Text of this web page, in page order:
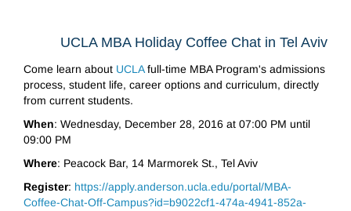
UCLA MBA Holiday Coffee Chat in Tel Aviv
Come learn about UCLAfull-time MBA Program's admissions
process, student life, career options and curriculum, directly
from current students.
When: Wednesday, December 28, 2016 at 07:00 PM until
09:00 PM
Where: Peacock Bar, 14 Marmorek St., Tel Aviv
Register: https://apply.anderson.ucla.edu/portal/MBA-
Coffee-Chat-Off-Campus?id=b9022cf1-474a-4941-852a-